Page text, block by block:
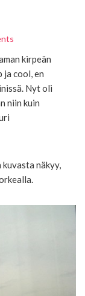
kirpeän
ja cool, en
Nyt oli
niin kuin
näkyy,